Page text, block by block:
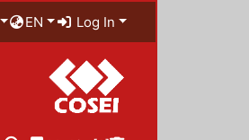
EN Log In